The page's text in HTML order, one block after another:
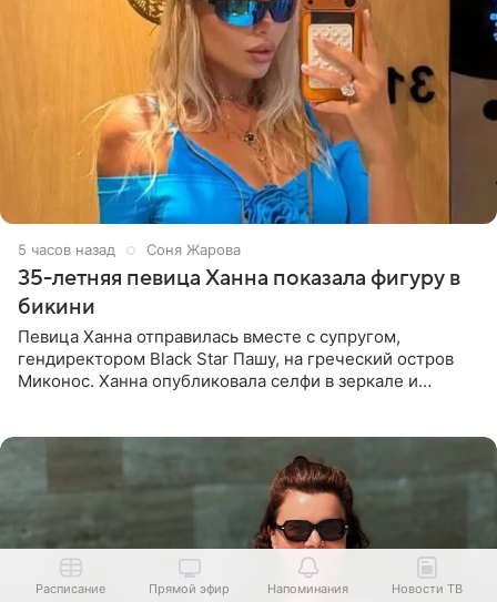
5 часов назад Соня Жарова
35-летняя певица Ханна показала фигуру в
бикини
Певица Ханна отправилась вместе с супругом,
гендиректором Black Star Пашу, на греческий остров
Миконос. Ханна опубликовала селфи в зеркале и
Расписание Прямой эфир Напоминания Новости ТВ